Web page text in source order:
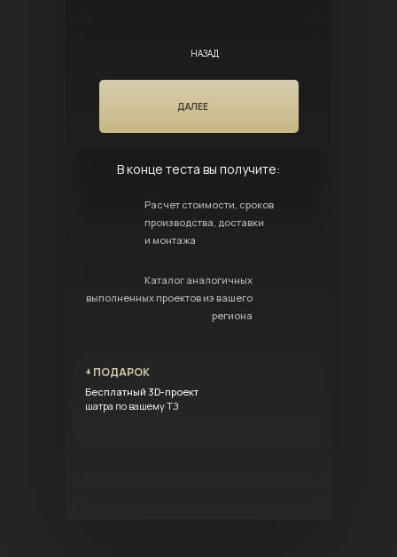
НАЗАД
ДАЛЕЕ
В конце теста вы получите:
Расчет стоимости, сроков
производства, доставки
и монтажа
Каталог аналогичных
выполненных проектов из вашего
региона
+ ПОДАРОК
Бесплатный 3D-проект
шатра по вашему ТЗ